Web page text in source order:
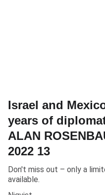
Israel and
years of
ALAN
2022 13
Don't miss out – only a
available.